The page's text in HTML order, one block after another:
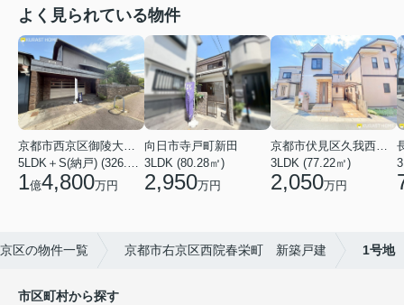
よく見られている物件
京都市西京区御陵大枝山町２丁目
5LDK＋S(納戸) (326.54㎡)
1億4,800万円
向日市寺戸町新田
3LDK (80.28㎡)
2,950万円
京都市伏見区久我西出町
3LDK (77.22㎡)
2,050万円
区の物件一覧 京都市右京区西院春栄町 新築戸建 1号地
市区町村から探す